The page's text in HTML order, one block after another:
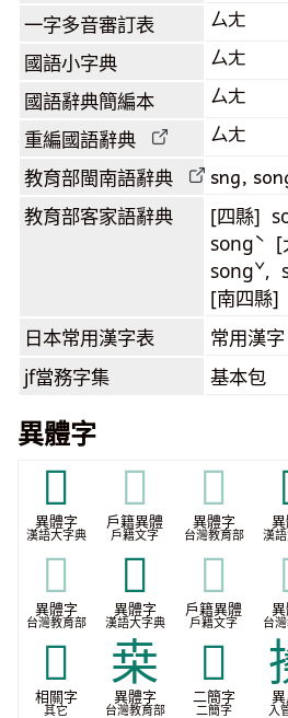
一字多音審訂表 ㄙㄤ
國語小字典 ㄙㄤ
國語辭典簡編本 ㄙㄤ
重編國語辭典 ㄙㄤ
教育部閩南語辭典 sng,
教育部客家語辭典
[四縣]
songˋ [
songˇ,
[南四縣
日本常用漢字表 常用漢
jf當務字集 基本包
異體字
𠭌
異體字
漢語大字典
𠭌
戶籍異體
戶籍文字
𠭌
異體字
台灣教育部
異
漢
𠭨
異體字
台灣教育部
𣕐
異體字
漢語大字典
𣕐
戶籍異體
戶籍文字
異
台
𨻗
相關字
其它
桒
異體字
台灣教育部
𰗑
二簡字
二簡字
異
入